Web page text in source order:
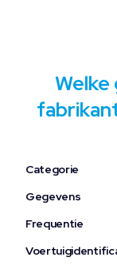
Welke
Categorie
Gegevens
Frequentie